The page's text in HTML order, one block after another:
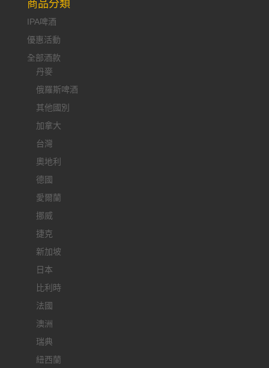
商品分類
IPA啤酒
優惠活動
全部酒款
丹麥
俄羅斯啤酒
其他國別
加拿大
台灣
奧地利
德國
愛爾蘭
挪威
捷克
新加坡
日本
比利時
法國
澳洲
瑞典
紐西蘭